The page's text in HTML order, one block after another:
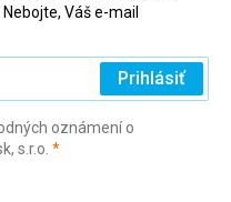
Váš e-mail
Prihlásiť
oznámení o
s.r.o. *(povinné)